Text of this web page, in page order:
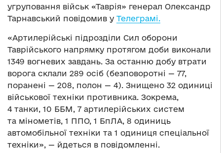
угруповання військ «Таврія» генерал Олександр
Тарнавський повідомив у Телеграмі.
«Артилерійські підрозділи Сил оборони
Таврійського напрямку протягом доби виконали
1349 вогневих завдань. За останню добу втрати
ворога склали 289 осіб (безповоротні — 77,
поранені — 208, полон — 4). Знищено 32 одиниці
військової техніки противника. Зокрема,
4 танки, 10 ББМ, 7 артилерійських систем
та мінометів, 1 ППО, 1 БпЛА, 8 одиниць
автомобільної техніки та 1 одиниця спеціальної
техніки», — йдеться в повідомленні.